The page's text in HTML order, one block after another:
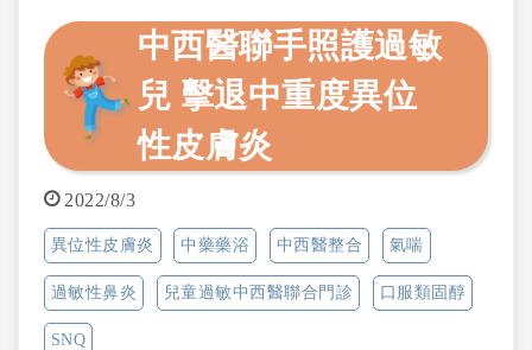
中西醫聯手照護過敏
兒 擊退中重度異位
性皮膚炎
2022/8/3
異位性皮膚炎 中藥藥浴 中西醫整合 氣喘
過敏性鼻炎 兒童過敏中西醫聯合門診 口服類固醇
SNQ